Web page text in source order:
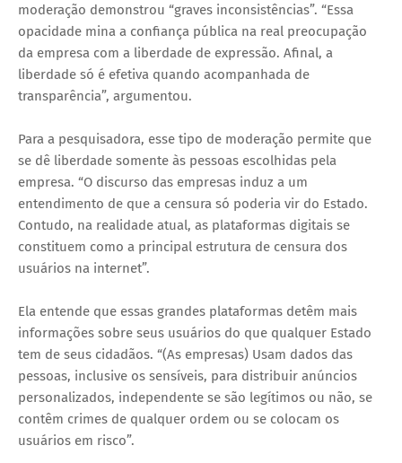
moderação demonstrou “graves inconsistências”. “Essa
opacidade mina a confiança pública na real preocupação
da empresa com a liberdade de expressão. Afinal, a
liberdade só é efetiva quando acompanhada de
transparência”, argumentou.
Para a pesquisadora, esse tipo de moderação permite que
se dê liberdade somente às pessoas escolhidas pela
empresa. “O discurso das empresas induz a um
entendimento de que a censura só poderia vir do Estado.
Contudo, na realidade atual, as plataformas digitais se
constituem como a principal estrutura de censura dos
usuários na internet”.
Ela entende que essas grandes plataformas detêm mais
informações sobre seus usuários do que qualquer Estado
tem de seus cidadãos. “(As empresas) Usam dados das
pessoas, inclusive os sensíveis, para distribuir anúncios
personalizados, independente se são legítimos ou não, se
contêm crimes de qualquer ordem ou se colocam os
usuários em risco”.